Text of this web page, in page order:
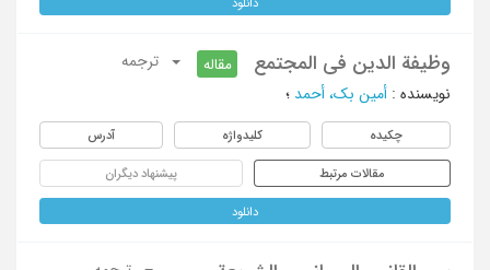
وظیفة الدین فی المجتمع مقاله
ترجمه
نویسنده : أمین بک، أحمد ؛
چکیده کلیدواژه آدرس
مقالات مرتبط پیشنهاد دیگران
دانلود